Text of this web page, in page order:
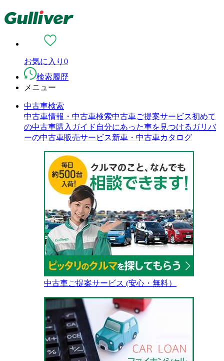
お気に入り 0
検索履歴
メニュー
中古車検索
中古車情報・中古車検索中古車ご提案サービス初めて
の中古車購入ガイド 自分にあった車を見つける ガリバ
ーの中古車販売サービス新車・中古車カタログ
中古車ご提案サービス (安心・無料）